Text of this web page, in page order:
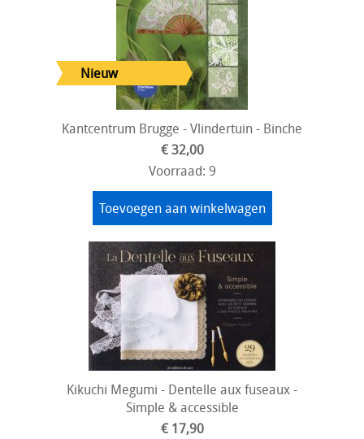
Kantcentrum Brugge - Vlindertuin - Binche
€ 32,00
Voorraad: 9
Toevoegen aan winkelwagen
Kikuchi Megumi - Dentelle aux fuseaux -
Simple & accessible
€ 17,90